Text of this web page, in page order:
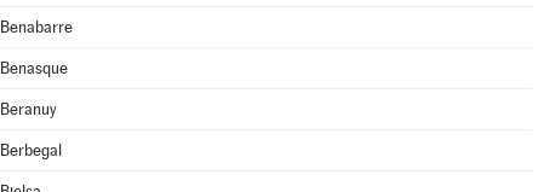
Benabarre
Benasque
Beranuy
Berbegal